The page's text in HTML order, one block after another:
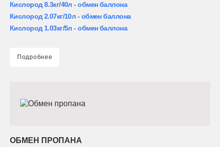
Кислород 8.3кг/40л - обмен баллона
Кислород 2.07кг/10л - обмен баллона
Кислород 1.03кг/5л - обмен баллона
Подробнее
ОБМЕН ПРОПАНА